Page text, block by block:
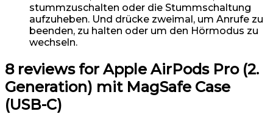
stummzuschalten oder die Stummschaltung
aufzuheben. Und drücke zweimal, um Anrufe zu
beenden, zu halten oder um den Hörmodus zu
wechseln.
8 reviews for Apple AirPods Pro (2.
Generation) mit MagSafe Case
(USB-C) ​​​​​​​